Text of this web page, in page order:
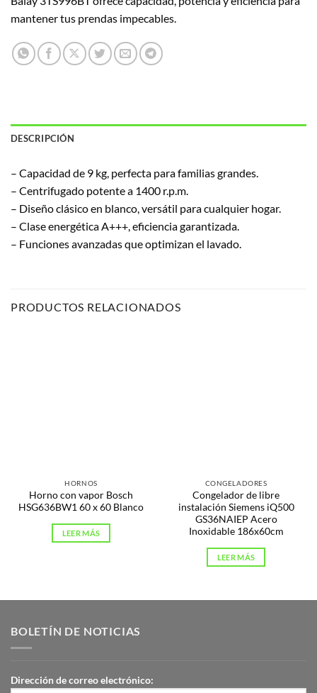
mantener tus prendas impecables.
DESCRIPCIÓN
– Capacidad de 9 kg, perfecta para familias grandes.
– Centrifugado potente a 1400 r.p.m.
– Diseño clásico en blanco, versátil para cualquier hogar.
– Clase energética A+++, eficiencia garantizada.
– Funciones avanzadas que optimizan el lavado.
PRODUCTOS RELACIONADOS
HORNOS
Horno con vapor Bosch
HSG636BW1 60 x 60 Blanco
LEER MÁS
CONGELADORES
Congelador de libre
instalación Siemens iQ500
GS36NAIEP Acero
Inoxidable 186x60cm
LEER MÁS
BOLETÍN DE NOTICIAS
Dirección de correo electrónico: